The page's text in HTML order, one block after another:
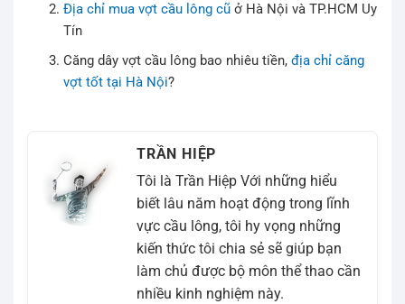
Địa chỉ mua vợt cầu lông cũở Hà Nội và TP.HCM Uy
Tín
Căng dây vợt cầu lông bao nhiêu tiền, địa chỉ căng
vợt tốt tại Hà Nội?
TRẦN HIỆP
Tôi là Trần Hiệp Với những hiểu
biết lâu năm hoạt động trong lĩnh
vực cầu lông, tôi hy vọng những
kiến thức tôi chia sẻ sẽ giúp bạn
làm chủ được bộ môn thể thao cần
nhiều kinh nghiệm này.